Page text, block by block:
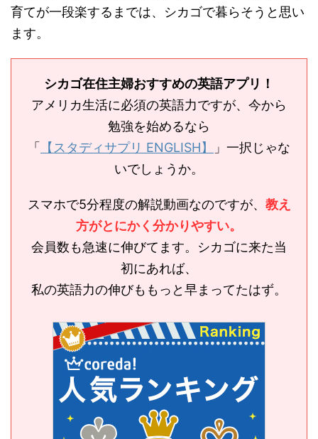
育てが一段楽するまでは、シカゴで暮らそうと思い
ます。
シカゴ在住主婦おすすめの英語アプリ！
アメリカ生活に必須の英語力ですが、今から
勉強を始めるなら
「 【スタディサプリ ENGLISH】
」一択じゃな
いでしょうか。
スマホで5分程度の解説動画なのですが、 教え
方がとにかく分かりやすい。
会員数も急速に伸びてます。シカゴに来た当
初にあれば、
私の英語力の伸びももっと早まってたはず。